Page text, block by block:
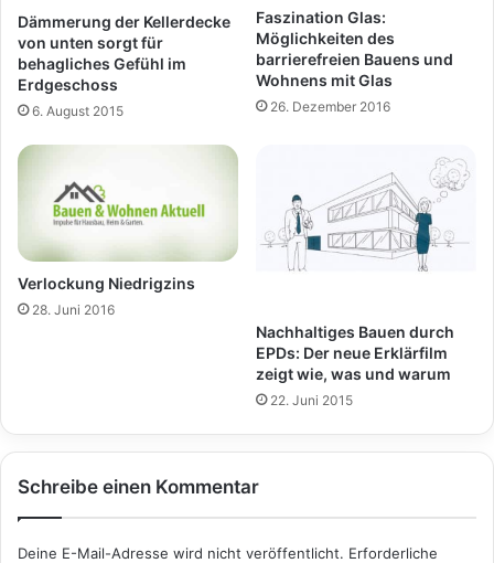
Dämmerung der Kellerdecke
von unten sorgt für
behagliches Gefühl im
Erdgeschoss
6. August 2015
Faszination Glas:
Möglichkeiten des
barrierefreien Bauens und
Wohnens mit Glas
26. Dezember 2016
Verlockung Niedrigzins
28. Juni 2016
Nachhaltiges Bauen durch
EPDs: Der neue Erklärfilm
zeigt wie, was und warum
22. Juni 2015
Schreibe einen Kommentar
Deine E-Mail-Adresse wird nicht veröffentlicht. Erforderliche